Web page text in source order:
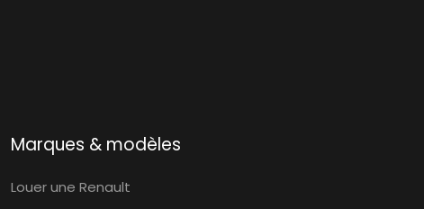
Marques & modèles
Louer une Renault